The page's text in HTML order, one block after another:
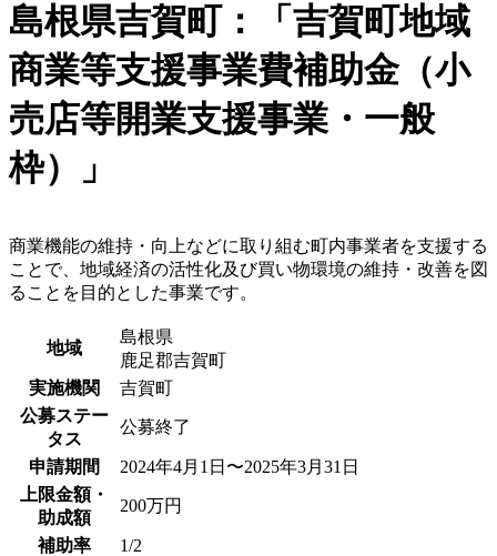
島根県吉賀町：「吉賀町地域
商業等支援事業費補助金（小
売店等開業支援事業・一般
枠）」
商業機能の維持・向上などに取り組む町内事業者を支援する
ことで、地域経済の活性化及び買い物環境の維持・改善を図
ることを目的とした事業です。
地域
島根県
鹿足郡吉賀町
実施機関
吉賀町
公募ステー
タス
公募終了
申請期間
2024年4月1日〜2025年3月31日
上限金額・
助成額
200万円
補助率 1/2